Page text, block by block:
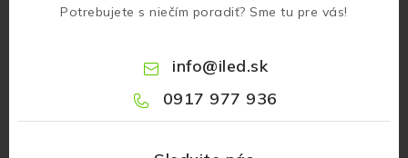
Potrebujete s niečím poradiť? Sme tu pre vás!
info@iled.sk
0917 977 936